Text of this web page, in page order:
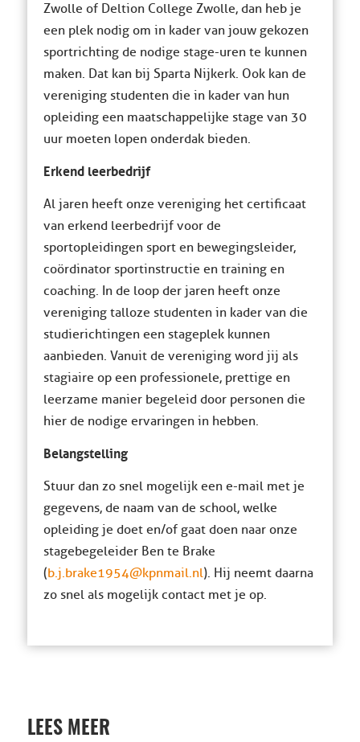
Zwolle of Deltion College Zwolle, dan heb je
een plek nodig om in kader van jouw gekozen
sportrichting de nodige stage-uren te kunnen
maken. Dat kan bij Sparta Nijkerk. Ook kan de
vereniging studenten die in kader van hun
opleiding een maatschappelijke stage van 30
uur moeten lopen onderdak bieden.
Erkend leerbedrijf
Al jaren heeft onze vereniging het certificaat
van erkend leerbedrijf voor de
sportopleidingen sport en bewegingsleider,
coördinator sportinstructie en training en
coaching. In de loop der jaren heeft onze
vereniging talloze studenten in kader van die
studierichtingen een stageplek kunnen
aanbieden. Vanuit de vereniging word jij als
stagiaire op een professionele, prettige en
leerzame manier begeleid door personen die
hier de nodige ervaringen in hebben.
Belangstelling
Stuur dan zo snel mogelijk een e-mail met je
gegevens, de naam van de school, welke
opleiding je doet en/of gaat doen naar onze
stagebegeleider Ben te Brake
(b.j.brake1954@kpnmail.nl). Hij neemt daarna
zo snel als mogelijk contact met je op.
LEES MEER